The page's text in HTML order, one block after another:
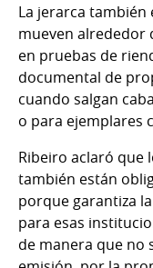
La jerarca también
mueven alrededor
en pruebas de
documental de
cuando salgan
o para ejemplares
Ribeiro aclaró que
también están
porque garantiza
para esas
de manera que no